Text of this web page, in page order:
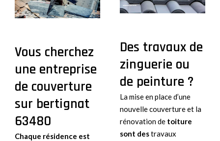
Vous cherchez
une entreprise
de couverture
sur bertignat
63480
Chaque résidence est
Des travaux de
zinguerie ou
de peinture ?
La mise en place d’une
nouvelle couverture et la
rénovation de toiture
sont destravaux